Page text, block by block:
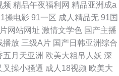
频 精品午夜福利网 精品亚洲成a
操电影 91一区 成人精品无 91国
网站网址 激情文学色 国产主播
播放 三级A片 国产日韩亚洲综合
五月天亚洲 欧美大粗吊人妖 深
叉操小骚逼 成人18视频 欧美大